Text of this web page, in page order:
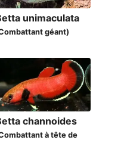
unimaculata
géant)
channoides
à tête de